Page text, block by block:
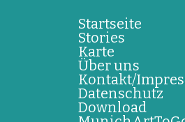
Startseite
Stories
Karte
Über uns
Kontakt/
Datenschutz
Download